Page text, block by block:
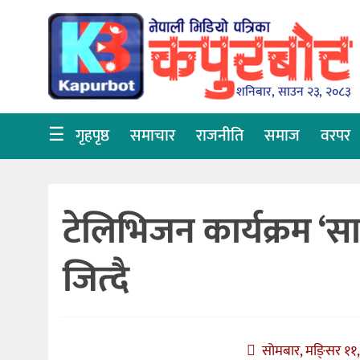
समाचार
राजनीति
समाज
शनिबार, साउन २३, २०८३
☰ गृहपृष्ठ समाचार राजनीति समाज वरपर
टेलिभिजन कार्यक्रम
जित्दै
सोमबार, मङि्सर